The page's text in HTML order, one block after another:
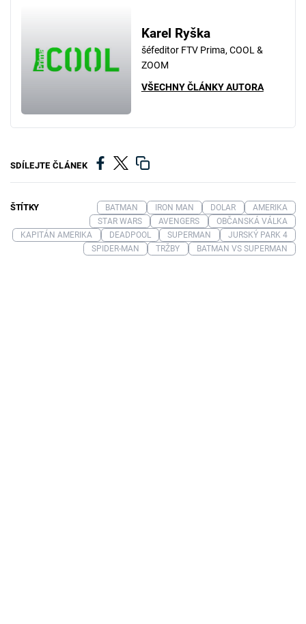
Karel Ryška
šéfeditor FTV Prima, COOL &
ZOOM
VŠECHNY ČLÁNKY AUTORA
SDÍLEJTE ČLÁNEK
ŠTÍTKY BATMAN IRON MAN DOLAR
AMERIKA
STAR WARS
AVENGERS
OBČANSKÁ VÁLKA
KAPITÁN AMERIKA
DEADPOOL SUPERMAN
JURSKÝ PARK 4
SPIDER-MAN
TRŽBY BATMAN VS SUPERMAN